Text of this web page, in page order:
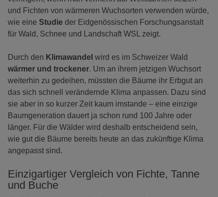
und Fichten von wärmeren Wuchsorten verwenden würde,
wie eine Studie der Eidgenössischen Forschungsanstalt
für Wald, Schnee und Landschaft WSL zeigt.
Durch den Klimawandel wird es im Schweizer Wald
wärmer und trockener. Um an ihrem jetzigen Wuchsort
weiterhin zu gedeihen, müssten die Bäume ihr Erbgut an
das sich schnell verändernde Klima anpassen. Dazu sind
sie aber in so kurzer Zeit kaum imstande – eine einzige
Baumgeneration dauert ja schon rund 100 Jahre oder
länger. Für die Wälder wird deshalb entscheidend sein,
wie gut die Bäume bereits heute an das zukünftige Klima
angepasst sind.
Einzigartiger Vergleich von Fichte, Tanne
und Buche